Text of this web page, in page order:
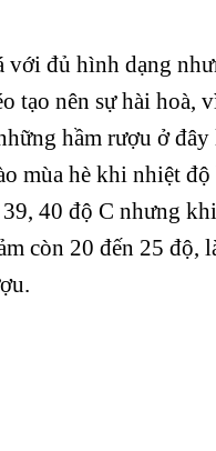
với đủ hình dạng
tạo nên sự hài hoà,
hầm rượu ở đây
mùa hè khi nhiệt độ
40 độ C nhưng
còn 20 đến 25 độ,